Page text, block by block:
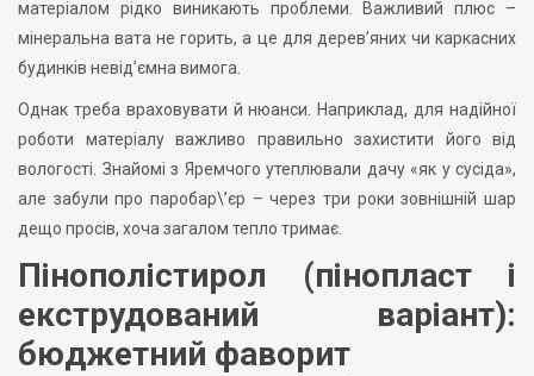
матеріалом рідко виникають проблеми. Важливий плюс –
мінеральна вата не горить, а це для дерев’яних чи каркасних
будинків невід’ємна вимога.
Однак треба враховувати й нюанси. Наприклад, для надійної
роботи матеріалу важливо правильно захистити його від
вологості. Знайомі з Яремчого утеплювали дачу «як у сусіда»,
але забули про паробар\’єр – через три роки зовнішній шар
дещо просів, хоча загалом тепло тримає.
Пінополістирол (пінопласт і
екструдований варіант):
бюджетний фаворит